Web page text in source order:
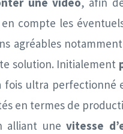
compte les
agréables
solution. Initialement
fois ultra perfectionné
en termes de
alliant une vitesse